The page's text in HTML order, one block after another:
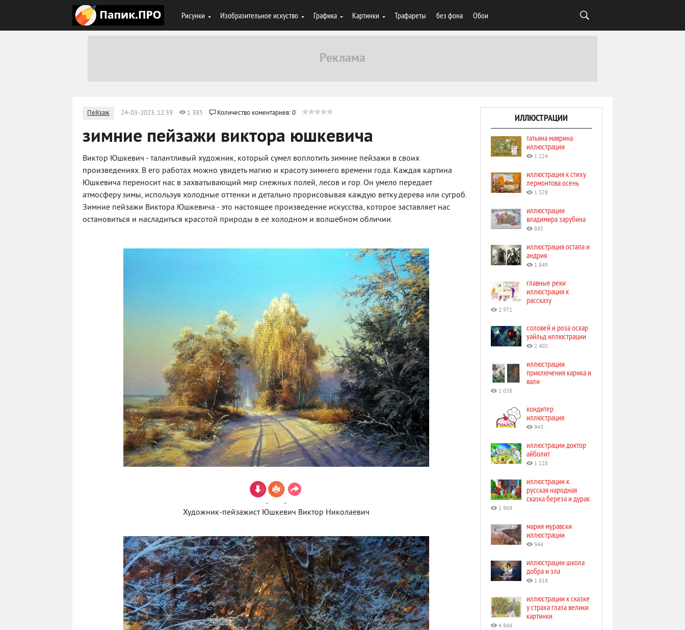
Рисунки Изобразительное искуство Графика Картинки Трафареты без фона Обои
Пейзаж 24-03-2023, 12:39 1 385 Количество коментариев: 0
зимние пейзажи виктора юшкевича
Виктор Юшкевич - талантливый художник, который сумел воплотить зимние пейзажи в своих
произведениях. В его работах можно увидеть магию и красоту зимнего времени года. Каждая картина
Юшкевича переносит нас в захватывающий мир снежных полей, лесов и гор. Он умело передает
атмосферу зимы, используя холодные оттенки и детально прорисовывая каждую ветку дерева или сугроб.
Зимние пейзажи Виктора Юшкевича - это настоящее произведение искусства, которое заставляет нас
остановиться и насладиться красотой природы в ее холодном и волшебном обличии.
Художник-пейзажист Юшкевич Виктор Николаевич
ИЛЛЮСТРАЦИИ
татьяна маврина
иллюстрации
1 224
иллюстрация к стиху
лермонтова осень
1 328
иллюстрации
владимира зарубина
885
иллюстрация остапа и
андрия
1 849
главные реки
иллюстрация к
рассказу
2 971
соловей и роза оскар
уайльд иллюстрации
2 402
иллюстрации
приключения карика и
вали
1 038
кондитер
иллюстрация
943
иллюстрации доктор
айболит
1 128
иллюстрации к
русская народная
сказка береза и дурак
1 969
мария муравски
иллюстрации
944
иллюстрации школа
добра и зла
1 618
иллюстрации к сказке
у страха глаза велики
картинки
4 844